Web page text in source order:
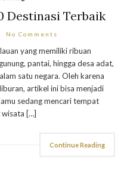
Destinasi Terbaik
No Comments
yang memiliki ribuan
pantai, hingga desa adat,
satu negara. Oleh karena
artikel ini bisa menjadi
sedang mencari tempat
[…]
Continue Reading